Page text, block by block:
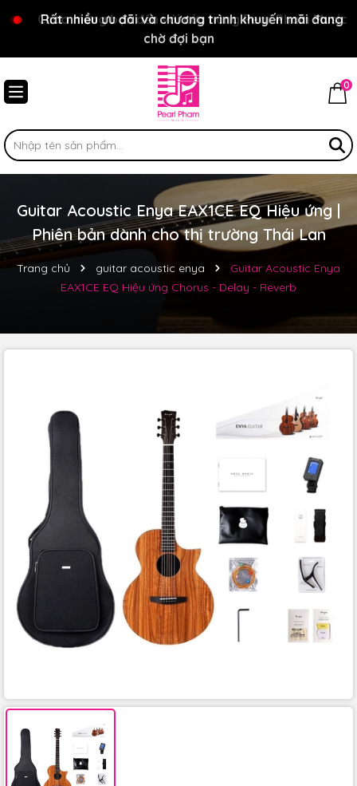
Chào mừng bạn đến với cửa hàng Pear Pham Music
Rất nhiều ưu đãi và chương trình khuyến mãi đang
chờ đợi bạn
0
Guitar Acoustic Enya EAX1CE EQ Hiệu ứng |
Phiên bản dành cho thị trường Thái Lan
Trang chủ guitar acoustic enya
Guitar Acoustic Enya
EAX1CE EQ Hiệu ứng Chorus - Delay - Reverb